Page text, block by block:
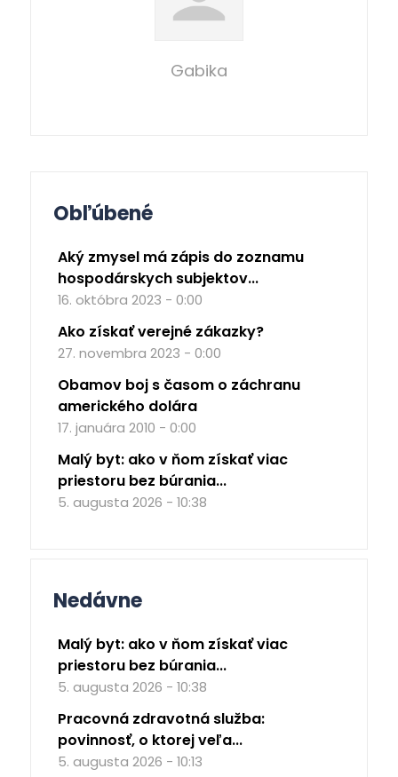
Gabika
Obľúbené
Aký zmysel má zápis do zoznamu
hospodárskych subjektov...
16. októbra 2023 - 0:00
Ako získať verejné zákazky?
27. novembra 2023 - 0:00
Obamov boj s časom o záchranu
amerického dolára
17. januára 2010 - 0:00
Malý byt: ako v ňom získať viac
priestoru bez búrania...
5. augusta 2026 - 10:38
Nedávne
Malý byt: ako v ňom získať viac
priestoru bez búrania...
5. augusta 2026 - 10:38
Pracovná zdravotná služba:
povinnosť, o ktorej veľa...
5. augusta 2026 - 10:13